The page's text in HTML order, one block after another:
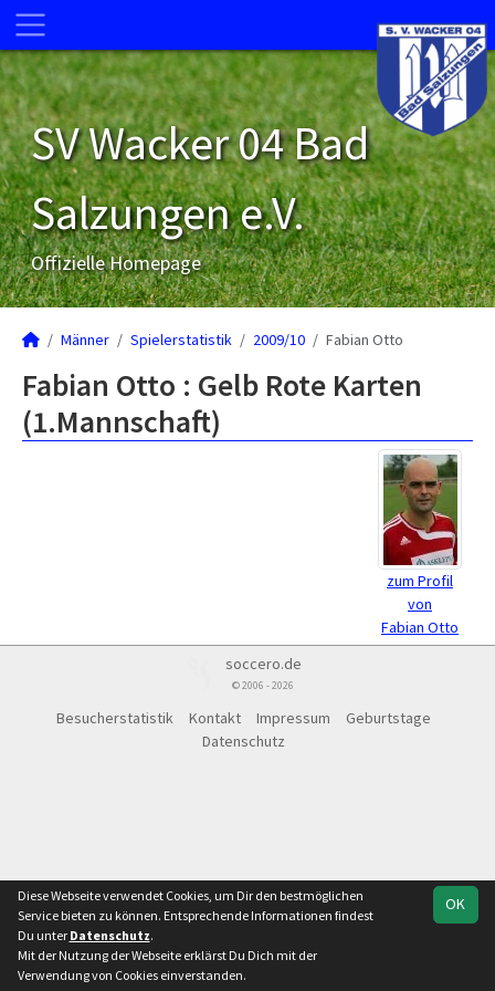
SV Wacker 04 Bad
Salzungen e.V.
Offizielle Homepage
Männer Spielerstatistik 2009/10 Fabian Otto
Fabian Otto : Gelb Rote Karten
(1.Mannschaft)
zum Profil
von
Fabian Otto
soccero.de
© 2006 - 2026
Besucherstatistik Kontakt Impressum
Geburtstage
Datenschutz
OK
Diese Webseite verwendet Cookies, um Dir den bestmöglichen
Service bieten zu können. Entsprechende Informationen findest
Du unter Datenschutz.
Mit der Nutzung der Webseite erklärst Du Dich mit der
Verwendung von Cookies einverstanden.